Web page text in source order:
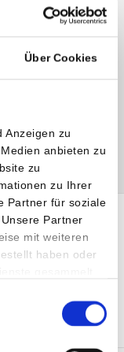
Über Cookies
Anzeigen zu
anbieten zu
zu
zu Ihrer
Partner für soziale
Partner
mit weiteren
haben oder